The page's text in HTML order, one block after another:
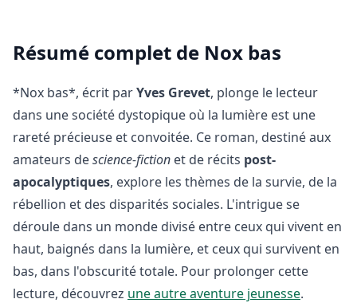
Résumé complet de Nox bas
*Nox bas*, écrit parYves Grevet, plonge le lecteur
dans une société dystopique où la lumière est une
rareté précieuse et convoitée. Ce roman, destiné aux
amateurs descience-fiction et de récits post-
apocalyptiques, explore les thèmes de la survie, de la
rébellion et des disparités sociales. L'intrigue se
déroule dans un monde divisé entre ceux qui vivent en
haut, baignés dans la lumière, et ceux qui survivent en
bas, dans l'obscurité totale. Pour prolonger cette
lecture, découvrez une autre aventure jeunesse.